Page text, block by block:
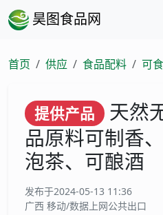
昊图食品网
首页 供应 食品配料 可
提供产品
天然
品原料可制香
泡茶、可酿酒
发布于2024-05-13 11:36
广西 移动/数据上网公共出口